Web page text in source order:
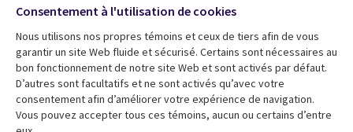
Fusions
Salle de presse
Ressources Support
Suivez-nous
Social
Media
Global
FR
Consentement à l'utilisation de cookies
Nous utilisons nos propres témoins et ceux de tiers afin de vous
garantir un site Web fluide et sécurisé. Certains sont nécessaires au
bon fonctionnement de notre site Web et sont activés par défaut.
D’autres sont facultatifs et ne sont activés qu’avec votre
consentement afin d’améliorer votre expérience de navigation.
Vous pouvez accepter tous ces témoins, aucun ou certains d’entre